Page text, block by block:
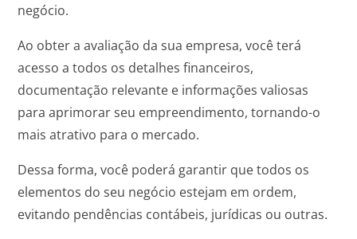
negócio.
Ao obter a avaliação da sua empresa, você terá
acesso a todos os detalhes financeiros,
documentação relevante e informações valiosas
para aprimorar seu empreendimento, tornando-o
mais atrativo para o mercado.
Dessa forma, você poderá garantir que todos os
elementos do seu negócio estejam em ordem,
evitando pendências contábeis, jurídicas ou outras.